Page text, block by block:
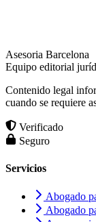
Asesoria Barcelona
Equipo editorial
Contenido legal
cuando se requiere
Verificado
Seguro
Servicios
Abogado
Abogado